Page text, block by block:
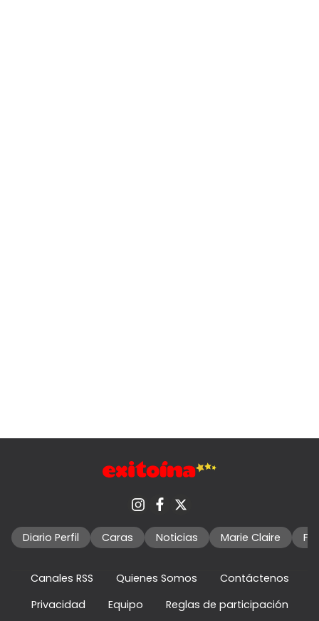
Diario Perfil Caras Noticias Marie Claire
Canales RSS Quienes Somos
Contáctenos
Privacidad
Equipo Reglas de participación